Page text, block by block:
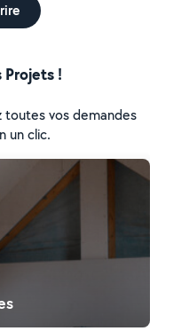
Projets !
toutes vos demandes
un clic.